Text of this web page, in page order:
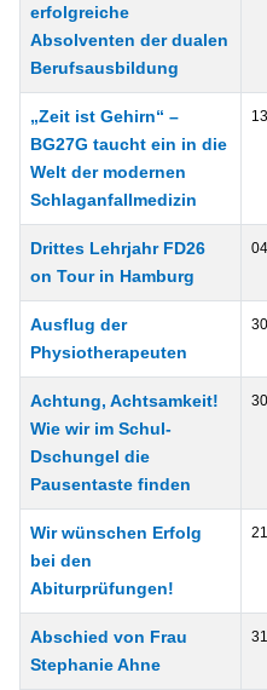
erfolgreiche
Absolventen der dualen
Berufsausbildung
„Zeit ist Gehirn“ –
BG27G taucht ein in die
Welt der modernen
Schlaganfallmedizin
Drittes Lehrjahr FD26
on Tour in Hamburg
Ausflug der
Physiotherapeuten
Achtung, Achtsamkeit!
Wie wir im Schul-
Dschungel die
Pausentaste finden
Wir wünschen Erfolg
bei den
Abiturprüfungen!
Abschied von Frau
Stephanie Ahne